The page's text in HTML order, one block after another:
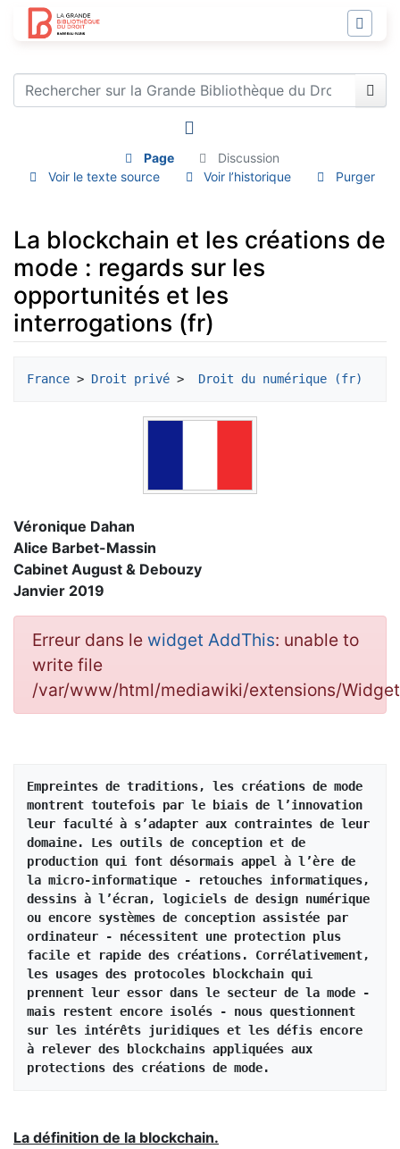
Page
Discussion
Voir le texte source
Voir l’historique Purger
La blockchain et les créations de
mode : regards sur les
opportunités et les
interrogations (fr)
France > Droit privé > Droit du numérique (fr)
Véronique Dahan
Alice Barbet-Massin
Cabinet August & Debouzy
Janvier 2019
Erreur dans le widget AddThis: unable to
write file
/var/www/html/mediawiki/extensions/
Empreintes de traditions, les créations de mode
montrent toutefois par le biais de l’innovation
leur faculté à s’adapter aux contraintes de leur
domaine. Les outils de conception et de
production qui font désormais appel à l’ère de
la micro-informatique - retouches informatiques,
dessins à l’écran, logiciels de design numérique
ou encore systèmes de conception assistée par
ordinateur - nécessitent une protection plus
facile et rapide des créations. Corrélativement,
les usages des protocoles blockchain qui
prennent leur essor dans le secteur de la mode -
mais restent encore isolés - nous questionnent
sur les intérêts juridiques et les défis encore
à relever des blockchains appliquées aux
protections des créations de mode.
La définition de la blockchain.